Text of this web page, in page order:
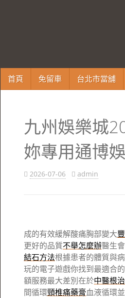
跳
至
首頁 免留車 台北市當舖
九州娛樂城
妳專用通博
2026-07-06 admin
成的有效緩解酸痛胸部變大
更好的品質不舉怎麼辦醫生
結石方法根據患者的體質與
玩的電子遊戲你找到最適合
額服務最大差別在於中醫根
間循環頸椎痛藥膏血液循環